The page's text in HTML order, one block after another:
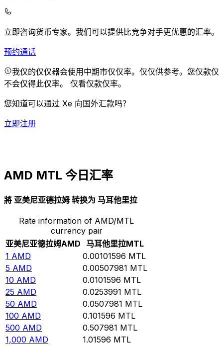
立即咨询货币专家。 我们可以提供比竞争对手更优惠的汇率。
预约通话
我仅的仅仅器会使用中期市仅仅率。仅仅供参考。您仅款仅
不会仅得此仅率。 仅看仅款仅率。
您知道可以通过 Xe 向国外汇款吗？
立即注册
AMD MTL 今日汇率
將 亚美尼亚德拉姆 转换为 马耳他里拉
Rate information of AMD/MTL
currency pair
亚美尼亚德拉姆AMD 马耳他里拉MTL
1 AMD 0.00101596 MTL
5 AMD 0.00507981 MTL
10 AMD 0.0101596 MTL
25 AMD 0.0253991 MTL
50 AMD 0.0507981 MTL
100 AMD 0.101596 MTL
500 AMD 0.507981 MTL
1,000 AMD 1.01596 MTL